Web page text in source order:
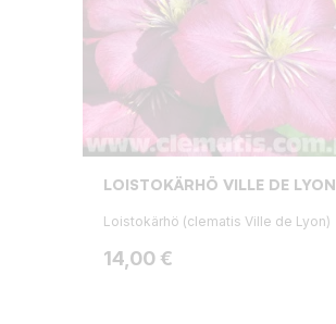
LOISTOKÄRHÖ VILLE DE LYON
Loistokärhö (clematis Ville de Lyon)
Hinta
14,00 €